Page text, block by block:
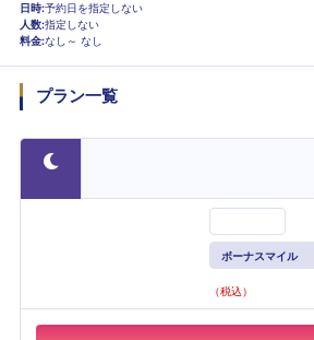
日時 予約日を指定しない
人数 指定しない
料金 なし～ なし
プラン一覧
ボーナスマイル
（税込）